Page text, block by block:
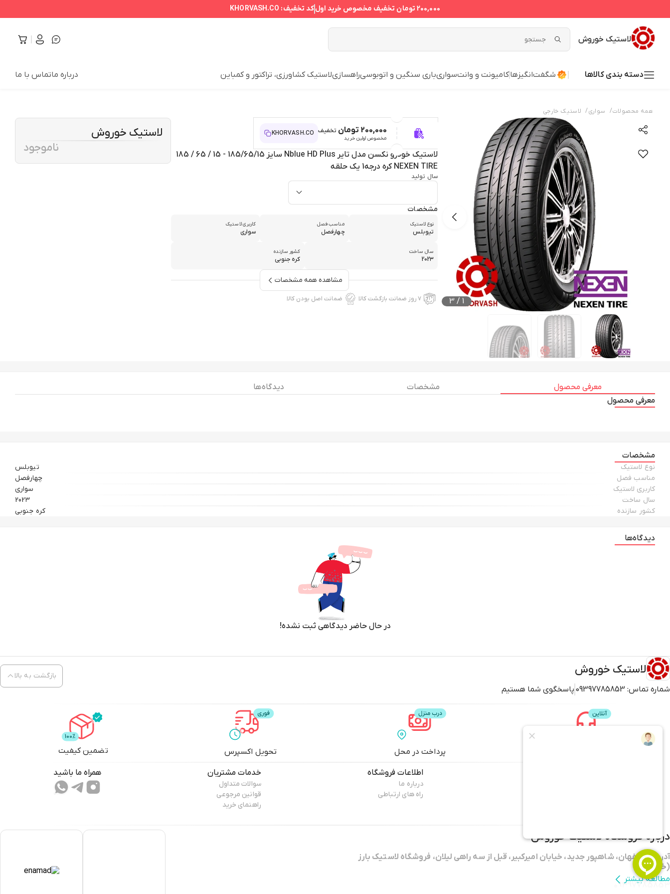
200,000 تومان تخفیف مخصوص خرید اولکد تخفیف: KHORVASH.CO
لاستیک خوروش
دسته بندی کالاها شگفت‌انگیزهاکامیونت و وانتسواریباری سنگین و اتوبوسیراهسازیلاستیک کشاورزی، تراکتور و کمباین درباره ماتماس با ما
همه محصولات/ سواری/ لاستیک خارجی
1
/
3
200,000 تومان تخفیف
مخصوص اولین خرید
KHORVASH.CO
لاستیک خودرو نکسن مدل تایر Nblue HD Plus سایز 185/65/15 - 15 / 65 / 185
NEXEN TIRE کره درجه1 یک حلقه
سال تولید
مشخصات
نوع لاستیک
تیوبلس
مناسب فصل
چهارفصل
کاربری لاستیک
سواری
سال ساخت
202۳
کشور سازنده
کره جنوبی
مشاهده همه مشخصات
۷ روز ضمانت بازگشت کالا ضمانت اصل بودن کالا
لاستیک خوروش
ناموجود
معرفی محصول مشخصات
دیدگاه ها
معرفی محصول
مشخصات
نوع لاستیک
تیوبلس
مناسب فصل
چهارفصل
کاربری لاستیک
سواری
سال ساخت
202۳
کشور سازنده
کره جنوبی
دیدگاه‌ها
در حال حاضر دیدگاهی ثبت نشده!
لاستیک خوروش
شماره تماس: 09397785853 پاسخگوی شما هستیم
بازگشت به بالا
پرداخت در محل تحویل اکسپرس تضمین کیفیت
اطلاعات فروشگاه
درباره ما
راه های ارتباطی
خدمات مشتریان
سوالات متداول
قوانین مرجوعی
راهنمای خرید
همراه ما باشید
درباره فروشگاهلاستیک خوروش
آدرس: اصفهان، شاهپور جدید، خیابان امیرکبیر، قبل از سه راهی لیلان، فروشگاه لاستیک بارز
(خوروش)
09397785853
مطالعه بیشتر